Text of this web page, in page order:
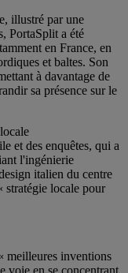
illustré par une
PortaSplit a été
en France, en
et baltes. Son
à davantage de
sa présence sur le
et des enquêtes, qui a
l'ingénierie
italien du centre
stratégie locale pour
meilleures inventions
voie en se concentrant